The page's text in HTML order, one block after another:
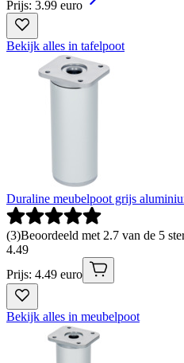
Prijs: 3.99 euro
Bekijk alles in tafelpoot
Duraline meubelpoot grijs
(3)Beoordeeld met 2.7 van de 5
4.49
Prijs: 4.49 euro
Bekijk alles in meubelpoot